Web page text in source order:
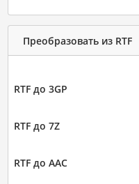
Преобразовать из RTF
RTF до 3GP
RTF до 7Z
RTF до AAC